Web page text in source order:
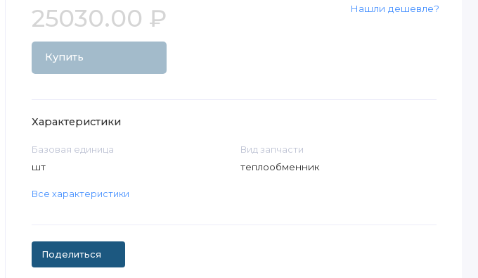
25030.00 ₽
Купить
Нашли дешевле?
Характеристики
Базовая единица
шт
Вид запчасти
теплообменник
Все характеристики
Поделиться